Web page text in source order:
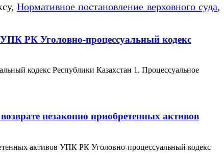
Нормативное постановление верховного суда,
РК Уголовно-процессуальный кодекс
кодекс Республики Казахстан 1. Процессуальное
незаконно приобретенных активов
активов УПК РК Уголовно-процессуальный кодекс